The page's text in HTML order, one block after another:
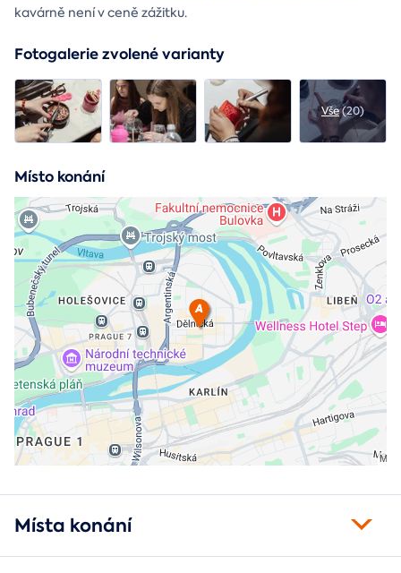
kavárně není v ceně zážitku.
Fotogalerie zvolené varianty
Vše(20)
Místo konání
Místa konání